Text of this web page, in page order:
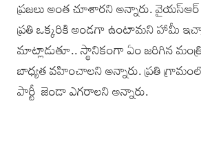
ప్రజలు అంత చూశారని అన్నారు. వైయ‌స్ఆర్‌
ప్రతి ఒక్కరికి అండగా ఉంటామని హామీ
మాట్లాడుతూ.. స్థానికంగా ఏం జరిగిన
బాధ్యత వహించాలని అన్నారు. ప్రతి
పార్టీ జెండా ఎగరాలని అన్నారు.